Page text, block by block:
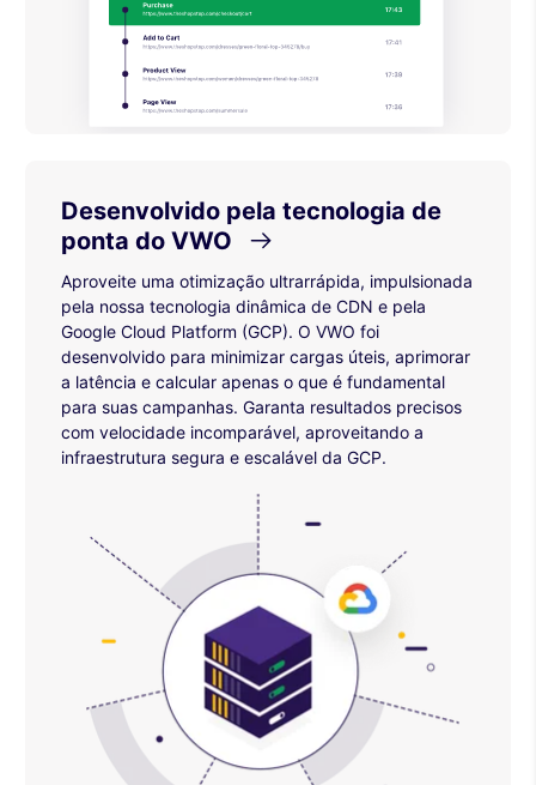
Desenvolvido pela tecnologia de
ponta do VWO
Aproveite uma otimização ultrarrápida, impulsionada
pela nossa tecnologia dinâmica de CDN e pela
Google Cloud Platform (GCP). O VWO foi
desenvolvido para minimizar cargas úteis, aprimorar
a latência e calcular apenas o que é fundamental
para suas campanhas. Garanta resultados precisos
com velocidade incomparável, aproveitando a
infraestrutura segura e escalável da GCP.